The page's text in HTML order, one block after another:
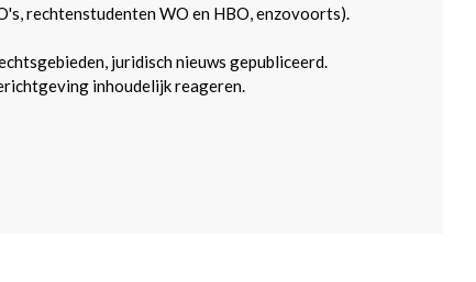
rechtenstudenten WO en HBO, enzovoorts).
juridisch nieuws gepubliceerd.
inhoudelijk reageren.